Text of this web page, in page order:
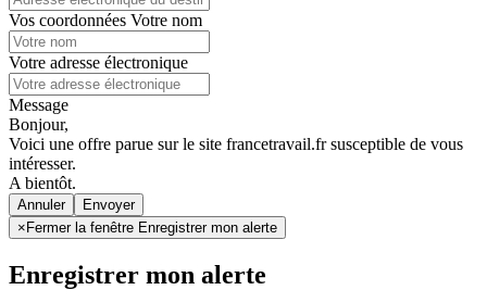
Vos coordonnées Votre nom
Votre adresse électronique
Message
Bonjour,
Voici une offre parue sur le site francetravail.fr susceptible de vous
intéresser.
A bientôt.
Annuler
× Fermer la fenêtre Enregistrer mon alerte
Enregistrer mon alerte